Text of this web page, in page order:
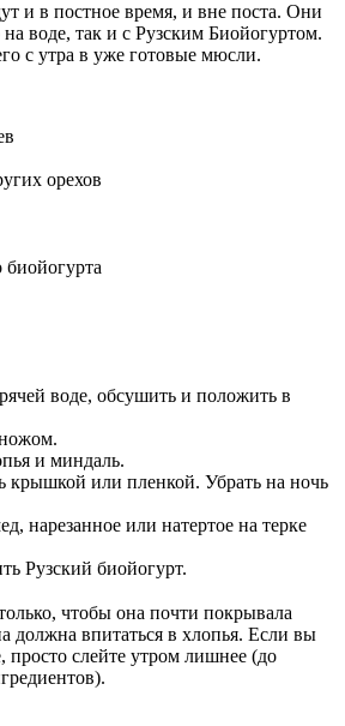
и в постное время, и вне поста. Они
воде, так и с Рузским Биойогуртом.
с утра в уже готовые мюсли.
орехов
биойогурта
воде, обсушить и положить в
и миндаль.
крышкой или пленкой. Убрать на ночь
нарезанное или натертое на терке
Рузский биойогурт.
чтобы она почти покрывала
должна впитаться в хлопья. Если вы
просто слейте утром лишнее (до